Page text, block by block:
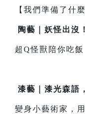
【我們準備了什
陶藝｜妖怪出沒
超Q怪獸陪你吃
漆藝｜漆光森語
變身小藝術家，